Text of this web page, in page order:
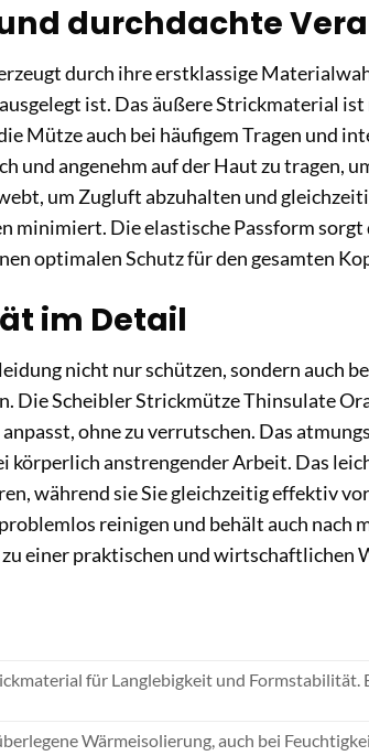
durchdachte
durch ihre erstklassige
ist. Das äußere Strickmaterial
Mütze auch bei häufigem Tragen und
und angenehm auf der Haut zu tragen,
um Zugluft abzuhalten und
Die elastische Passform sorgt
optimalen Schutz für den gesamten
im Detail
nicht nur schützen, sondern auch
Die Scheibler Strickmütze Thinsulate
ohne zu verrutschen. Das
körperlich anstrengender Arbeit. Das
während sie Sie gleichzeitig effektiv
reinigen und behält auch nach
einer praktischen und wirtschaftlichen
für Langlebigkeit und Formstabilität.
Wärmeisolierung, auch bei